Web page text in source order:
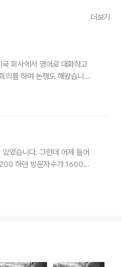
더보기
회사에서 영어로 대화하고
의를 하며 논쟁도 해왔습니다.
방을 설득할 수 있으면 되는 거
게 있으면 저에게 찾아옵니
. 그것만으로 잘했다 생각할
있는 것과 제가 평가받는 것
었습니다. 그런데 어제 들어
하던 방문자수가 1600이